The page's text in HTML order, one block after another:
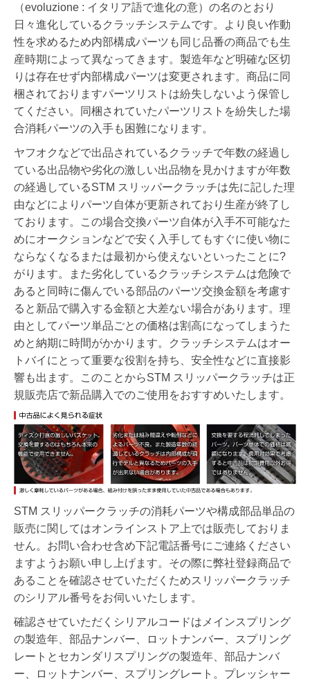
（evoluzione : イタリア語で進化の意）の名のとおり
日々進化しているクラッチシステムです。より良い作動
性を求めるため内部構成パーツも同じ品番の商品でも生
産時期によって異なってきます。製造年など明確な区切
りは存在せず内部構成パーツは変更されます。 商品に同
梱されておりますパーツリストは紛失しないよう保管し
てください。同梱されていたパーツリストを紛失した場
合消耗パーツの入手も困難になります。
ヤフオクなどで出品されているクラッチで年数の経過し
ている出品物や劣化の激しい出品物を見かけますが年数
の経過しているSTM スリッパークラッチは先に記した理
由などによりパーツ自体が更新されており生産が終了し
ております。この場合交換パーツ自体が入手不可能なた
めにオークションなどで安く入手してもすぐに使い物に
ならなくなるまたは最初から使えないといったことに?
がります。また劣化しているクラッチシステムは危険で
あると同時に傷んでいる部品のパーツ交換金額を考慮す
ると新品で購入する金額と大差ない場合があります。理
由としてパーツ単品ごとの価格は割高になってしまうた
めと納期に時間がかかります。クラッチシステムはオー
トバイにとって重要な役割を持ち、安全性などに直接影
響も出ます。このことからSTM スリッパークラッチは正
規販売店で新品購入でのご使用をおすすめいたします。
STM スリッパークラッチの消耗パーツや構成部品単品の
販売に関してはオンラインストア上では販売しておりま
せん。お問い合わせ含め下記電話番号にご連絡ください
ますようお願い申し上げます。その際に弊社登録商品で
あることを確認させていただくためスリッパークラッチ
のシリアル番号をお伺いいたします。
確認させていただくシリアルコードはメインスプリング
の製造年、部品ナンバー、ロットナンバー、スプリング
レートとセカンダリスプリングの製造年、部品ナンバ
ー、ロットナンバー、スプリングレート。プレッシャー